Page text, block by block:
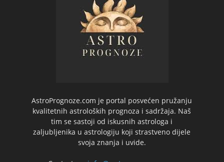
AstroPrognoze.com je portal posvećen pružanju
kvalitetnih astroloških prognoza i sadržaja. Naš
tim se sastoji od iskusnih astrologa i
zaljubljenika u astrologiju koji strastveno dijele
svoja znanja i uvide.